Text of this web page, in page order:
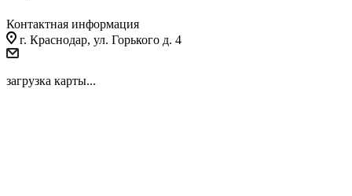
Контактная информация
г. Краснодар, ул. Горького д. 4
загрузка карты...